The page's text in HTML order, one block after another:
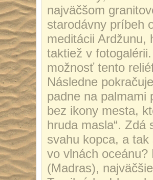
najväčšom
starodávny príbeh
meditácii Ardžunu,
taktiež v
možnosť tento
Následne
padne na palmami
bez ikony mesta,
hruda masla“.
svahu kopca, a
vo vlnách oceánu?
(Madras),